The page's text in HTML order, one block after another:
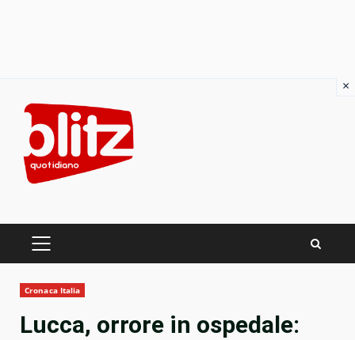
content
PRIMARY
Cronaca Italia
Lucca, orrore in ospedale:
×